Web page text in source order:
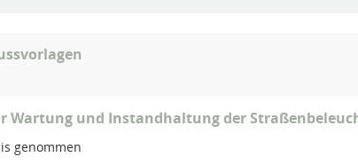
Wartung und Instandhaltung der
genommen